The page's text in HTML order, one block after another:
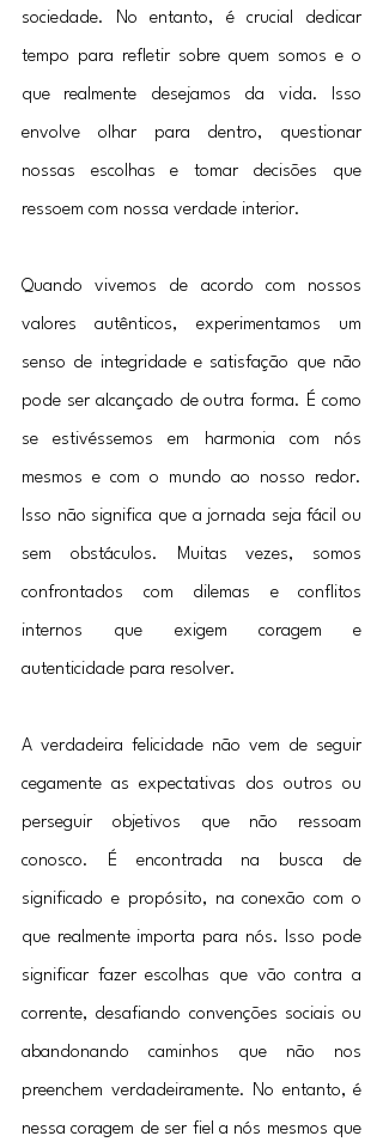
sociedade. No entanto, é crucial dedicar
tempo para refletir sobre quem somos e o
que realmente desejamos da vida. Isso
envolve olhar para dentro, questionar
nossas escolhas e tomar decisões que
ressoem com nossa verdade interior.
Quando vivemos de acordo com nossos
valores autênticos, experimentamos um
senso de integridade e satisfação que não
pode ser alcançado de outra forma. É como
se estivéssemos em harmonia com nós
mesmos e com o mundo ao nosso redor.
Isso não significa que a jornada seja fácil ou
sem obstáculos. Muitas vezes, somos
confrontados com dilemas e conflitos
internos que exigem coragem e
autenticidade para resolver.
A verdadeira felicidade não vem de seguir
cegamente as expectativas dos outros ou
perseguir objetivos que não ressoam
conosco. É encontrada na busca de
significado e propósito, na conexão com o
que realmente importa para nós. Isso pode
significar fazer escolhas que vão contra a
corrente, desafiando convenções sociais ou
abandonando caminhos que não nos
preenchem verdadeiramente. No entanto, é
nessa coragem de ser fiel a nós mesmos que